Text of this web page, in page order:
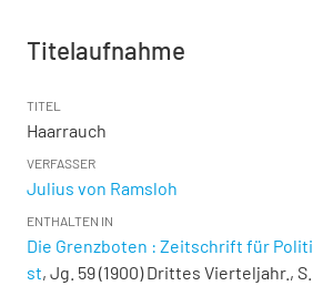
Titelaufnahme
TITEL
Haarrauch
VERFASSER
Julius von Ramsloh
ENTHALTEN IN
Die Grenzboten : Zeitschrift für
st, Jg. 59 (1900) Drittes Vierteljahr.,